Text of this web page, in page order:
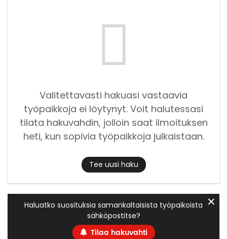
Valitettavasti hakuasi vastaavia
työpaikkoja ei löytynyt. Voit halutessasi
tilata hakuvahdin, jolloin saat ilmoituksen
heti, kun sopivia työpaikkoja julkaistaan.
Tee uusi haku
Haluatko suosituksia samankaltaisista työpaikoista
sähköpostitse?
Tilaa hakuvahti
✕